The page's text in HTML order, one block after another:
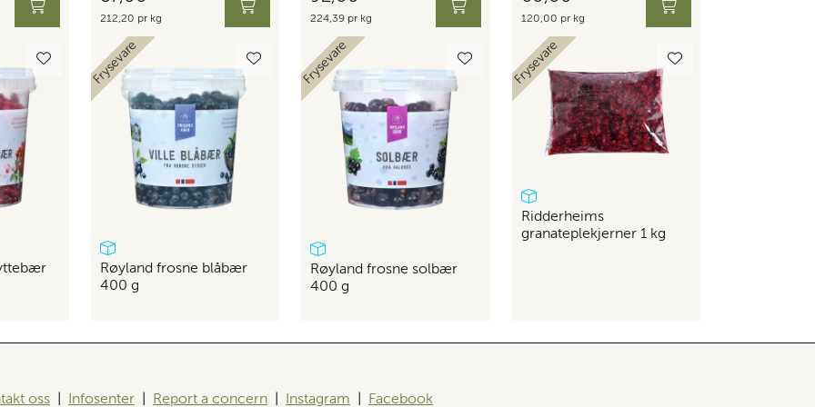
212,20 pr kg 224,39 pr kg 120,00 pr kg
Bedrift
Skaffevare
Frysevare
Røyland frosne blåbær
400 g
Bedrift
Skaffevare
Frysevare
Røyland frosne solbær
400 g
Bedrift
Skaffevare
Frysevare
Ridderheims
granateplekjerner 1 kg
oss Infosenter Report a concern Instagram Facebook